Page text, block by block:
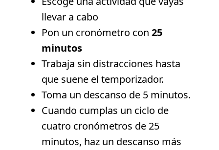
llevar a cabo
Pon un cronómetro con 25
minutos
Trabaja sin distracciones hasta
que suene el temporizador.
Toma un descanso de 5 minutos.
Cuando cumplas un ciclo de
cuatro cronómetros de 25
minutos, haz un descanso más